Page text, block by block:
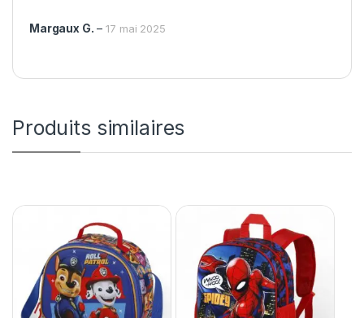
Margaux G. –17 mai 2025
Produits similaires